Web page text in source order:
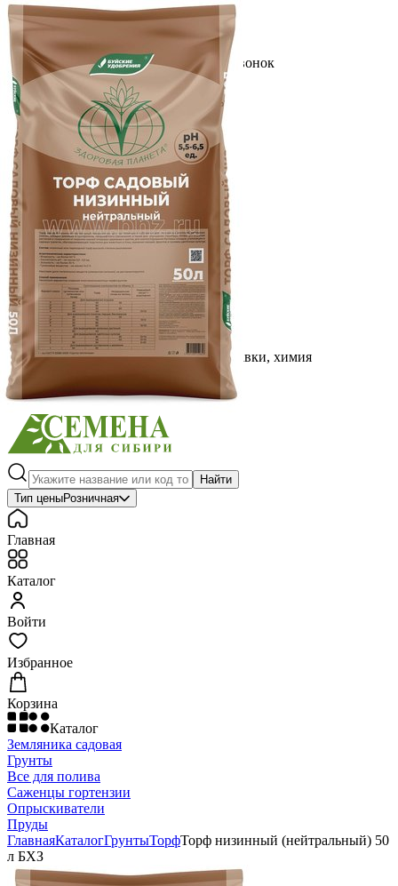
Выберите город
Обратный звонокЗаказать обратный звонок
Каталог
Семена
Грунты
Газонные травы, сидераты
Горшки, рассадники, аксессуары
Посадочный материал
Садовый инструмент, инвентарь
Консервирование
Средства защиты, удобрения, добавки, химия
Обустройство сада, декор
Найти
Тип ценыРозничная
Главная
Каталог
Войти
Избранное
Корзина
Каталог
Земляника садовая
Грунты
Все для полива
Саженцы гортензии
Опрыскиватели
Пруды
ГлавнаяКаталогГрунтыТорфТорф низинный (нейтральный) 50
л БХЗ